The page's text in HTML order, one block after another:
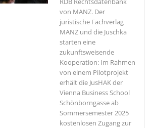
von MANZ. Der
juristische Fachverlag
MANZ und die Juschka
starten eine
zukunftsweisende
Kooperation: Im Rahmen
von einem Pilotprojekt
erhält die JusHAK der
Vienna Business School
Schönborngasse ab
Sommersemester 2025
kostenlosen Zugang zur